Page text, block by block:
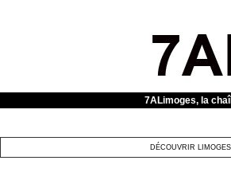
7ALimoges, la
DÉCOUVRIR LIMOGES